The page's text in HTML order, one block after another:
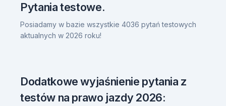
Pytania testowe.
Posiadamy w bazie wszystkie 4036 pytań testowych
aktualnych w 2026 roku!
Dodatkowe wyjaśnienie pytania z
testów na prawo jazdy 2026: